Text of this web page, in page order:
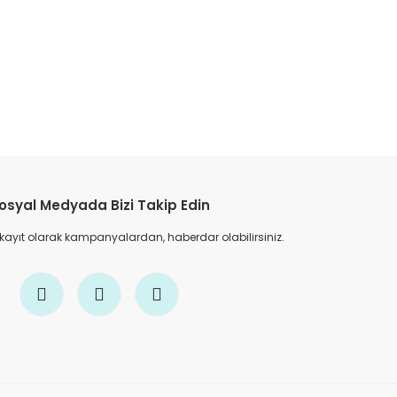
Medyada Bizi Takip Edin
olarak kampanyalardan, haberdar olabilirsiniz.